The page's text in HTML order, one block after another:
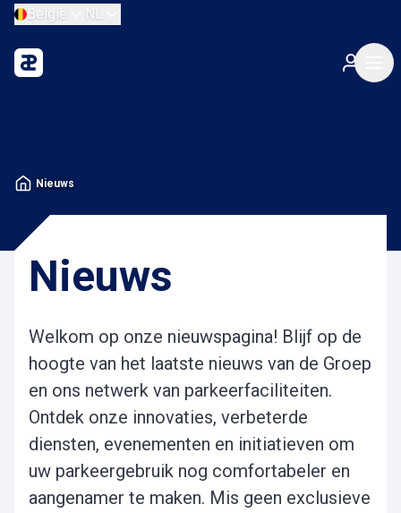
België NL
Nieuws
Nieuws
Welkom op onze nieuwspagina! Blijf op de
hoogte van het laatste nieuws van de Groep
en ons netwerk van parkeerfaciliteiten.
Ontdek onze innovaties, verbeterde
diensten, evenementen en initiatieven om
uw parkeergebruik nog comfortabeler en
aangenamer te maken. Mis geen exclusieve